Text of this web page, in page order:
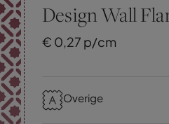
Design Wall
€ 0,27 p/cm
Overige